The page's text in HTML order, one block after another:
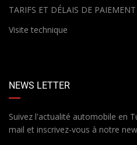
TARIFS ET DÉLAIS DE
Visite technique
NEWS LETTER
Suivez l'actualité automobile en
mail et inscrivez-vous à notre